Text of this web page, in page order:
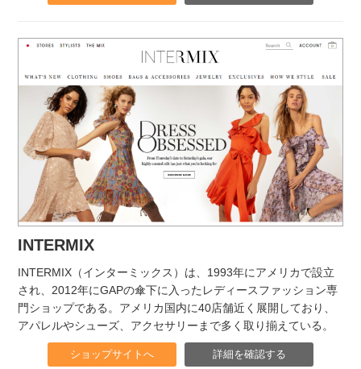
INTERMIX
INTERMIX（インターミックス）は、1993年にアメリカで設立
され、2012年にGAPの傘下に入ったレディースファッション専
門ショップである。アメリカ国内に40店舗近く展開しており、
アパレルやシューズ、アクセサリーまで多く取り揃えている。
ショップサイトへ 詳細を確認する